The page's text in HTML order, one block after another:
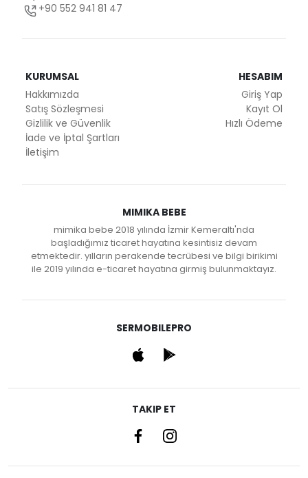
+90 552 941 81 47
KURUMSAL
Hakkımızda
Satış Sözleşmesi
Gizlilik ve Güvenlik
İade ve İptal Şartları
İletişim
HESABIM
Giriş Yap
Kayıt Ol
Hızlı Ödeme
MIMIKA BEBE
mimika bebe 2018 yılında İzmir Kemeraltı'nda
başladığımız ticaret hayatına kesintisiz devam
etmektedir. yılların perakende tecrübesi ve bilgi birikimi
ile 2019 yılında e-ticaret hayatına girmiş bulunmaktayız.
SERMOBILEPRO
TAKIP ET